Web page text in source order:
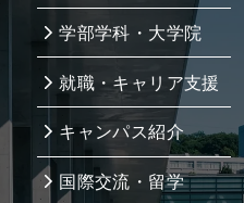
学部学科・大学院
就職・キャリア支援
キャンパス紹介
国際交流・留学